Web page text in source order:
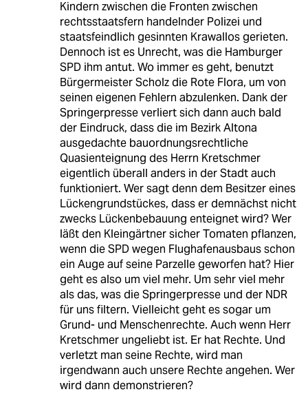
Kindern zwischen die Fronten zwischen
rechtsstaatsfern handelnder Polizei und
staatsfeindlich gesinnten Krawallos gerieten.
Dennoch ist es Unrecht, was die Hamburger
SPD ihm antut. Wo immer es geht, benutzt
Bürgermeister Scholz die Rote Flora, um von
seinen eigenen Fehlern abzulenken. Dank der
Springerpresse verliert sich dann auch bald
der Eindruck, dass die im Bezirk Altona
ausgedachte bauordnungsrechtliche
Quasienteignung des Herrn Kretschmer
eigentlich überall anders in der Stadt auch
funktioniert. Wer sagt denn dem Besitzer eines
Lückengrundstückes, dass er demnächst nicht
zwecks Lückenbebauung enteignet wird? Wer
läßt den Kleingärtner sicher Tomaten pflanzen,
wenn die SPD wegen Flughafenausbaus schon
ein Auge auf seine Parzelle geworfen hat? Hier
geht es also um viel mehr. Um sehr viel mehr
als das, was die Springerpresse und der NDR
für uns filtern. Vielleicht geht es sogar um
Grund- und Menschenrechte. Auch wenn Herr
Kretschmer ungeliebt ist. Er hat Rechte. Und
verletzt man seine Rechte, wird man
irgendwann auch unsere Rechte angehen. Wer
wird dann demonstrieren?